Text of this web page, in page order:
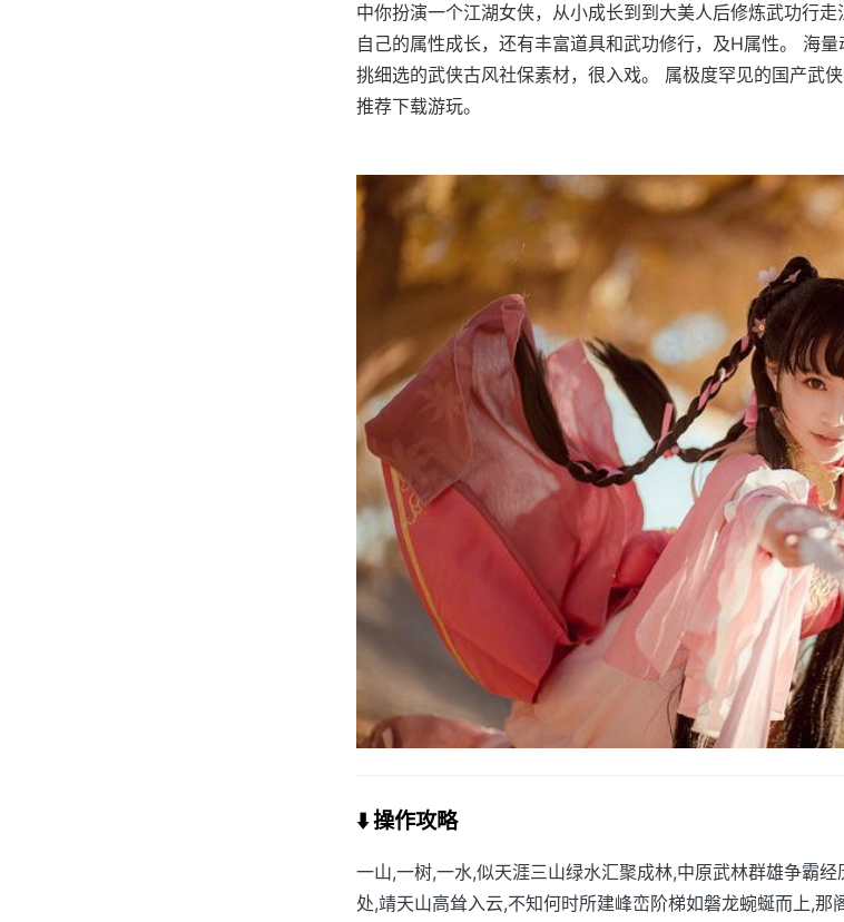
中你扮演一个江湖女侠，从小成长到到大美人后修炼武功行
自己的属性成长，还有丰富道具和武功修行，及H属性。 海
挑细选的武侠古风社保素材，很入戏。 属极度罕见的国产武
推荐下载游玩。
⬇️ 操作攻略
一山,一树,一水,似天涯三山绿水汇聚成林,中原武林群雄争霸
处,靖天山高耸入云,不知何时所建峰峦阶梯如磐龙蜿蜒而上,那